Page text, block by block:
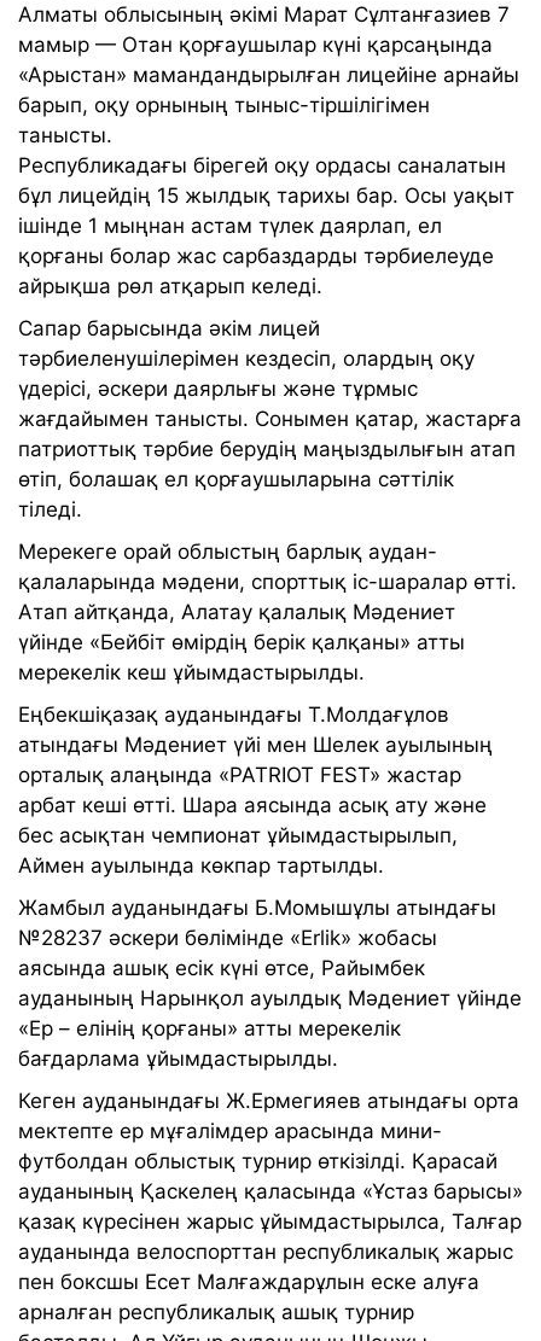
Алматы облысының әкімі Марат Сұлтанғазиев 7
мамыр — Отан қорғаушылар күні қарсаңында
«Арыстан» мамандандырылған лицейіне арнайы
барып, оқу орнының тыныс-тіршілігімен
танысты.
Республикадағы бірегей оқу ордасы саналатын
бұл лицейдің 15 жылдық тарихы бар. Осы уақыт
ішінде 1 мыңнан астам түлек даярлап, ел
қорғаны болар жас сарбаздарды тәрбиелеуде
айрықша рөл атқарып келеді.
Сапар барысында әкім лицей
тәрбиеленушілерімен кездесіп, олардың оқу
үдерісі, әскери даярлығы және тұрмыс
жағдайымен танысты. Сонымен қатар, жастарға
патриоттық тәрбие берудің маңыздылығын атап
өтіп, болашақ ел қорғаушыларына сәттілік
тіледі.
Мерекеге орай облыстың барлық аудан-
қалаларында мәдени, спорттық іс-шаралар өтті.
Атап айтқанда, Алатау қалалық Мәдениет
үйінде «Бейбіт өмірдің берік қалқаны» атты
мерекелік кеш ұйымдастырылды.
Еңбекшіқазақ ауданындағы Т.Молдағұлов
атындағы Мәдениет үйі мен Шелек ауылының
орталық алаңында «PATRIOT FEST» жастар
арбат кеші өтті. Шара аясында асық ату және
бес асықтан чемпионат ұйымдастырылып,
Аймен ауылында көкпар тартылды.
Жамбыл ауданындағы Б.Момышұлы атындағы
№28237 әскери бөлімінде «Erlik» жобасы
аясында ашық есік күні өтсе, Райымбек
ауданының Нарынқол ауылдық Мәдениет үйінде
«Ер – елінің қорғаны» атты мерекелік
бағдарлама ұйымдастырылды.
Кеген ауданындағы Ж.Ермегияев атындағы орта
мектепте ер мұғалімдер арасында мини-
футболдан облыстық турнир өткізілді. Қарасай
ауданының Қаскелең қаласында «Ұстаз барысы»
қазақ күресінен жарыс ұйымдастырылса, Талғар
ауданында велоспорттан республикалық жарыс
пен боксшы Есет Малғаждарұлын еске алуға
арналған республикалық ашық турнир